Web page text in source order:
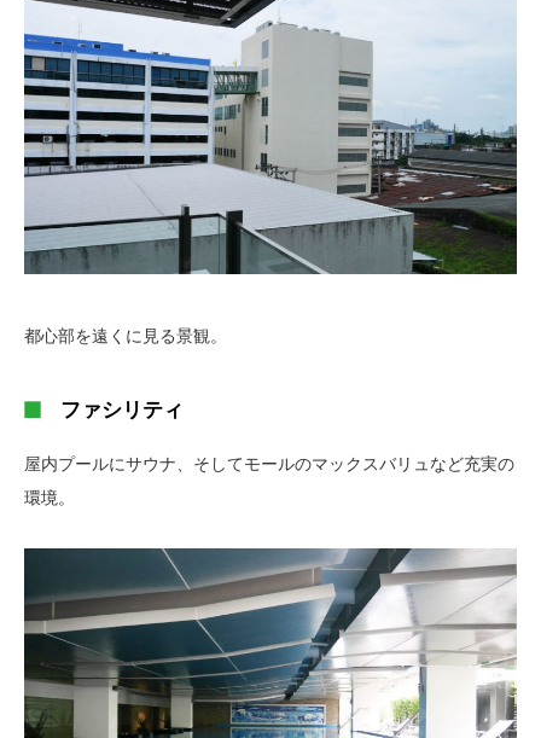
都心部を遠くに見る景観。
ファシリティ
屋内プールにサウナ、そしてモールのマックスバリュなど充実の
環境。